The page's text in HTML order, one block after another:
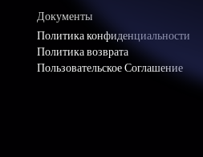
Документы
Политика конфиденциальности
Политика возврата
Пользовательское Соглашение